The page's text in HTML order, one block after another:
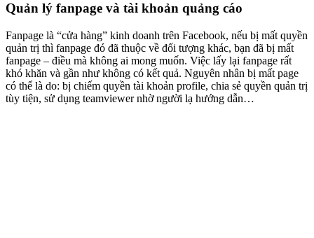
Quản lý fanpage và tài khoản quảng cáo
Fanpage là “cửa hàng” kinh doanh trên Facebook, nếu bị mất quyền
quản trị thì fanpage đó đã thuộc về đối tượng khác, bạn đã bị mất
fanpage – điều mà không ai mong muốn. Việc lấy lại fanpage rất
khó khăn và gần như không có kết quả. Nguyên nhân bị mất page
có thể là do: bị chiếm quyền tài khoản profile, chia sẻ quyền quản trị
tùy tiện, sử dụng teamviewer nhờ người lạ hướng dẫn…